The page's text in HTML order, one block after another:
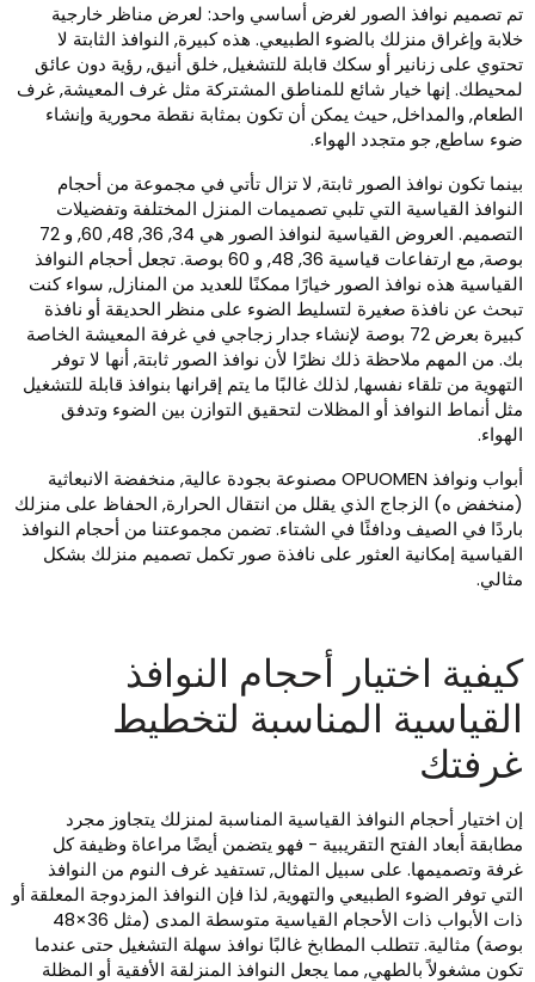
تصميم نوافذ الصور لغرض أساسي واحد: لعرض مناظر خارجية
وإغراق منزلك بالضوء الطبيعي. هذه كبيرة, النوافذ الثابتة لا
على زنانير أو سكك قابلة للتشغيل, خلق أنيق, رؤية دون عائق
إنها خيار شائع للمناطق المشتركة مثل غرف المعيشة, غرف
والمداخل, حيث يمكن أن تكون بمثابة نقطة محورية وإنشاء
ساطع, جو متجدد الهواء.
تكون نوافذ الصور ثابتة, لا تزال تأتي في مجموعة من أحجام
القياسية التي تلبي تصميمات المنزل المختلفة وتفضيلات
التصميم. العروض القياسية لنوافذ الصور هي 34, 36, 48, 60, و 72
بوصة, مع ارتفاعات قياسية 36, 48, و 60 بوصة. تجعل أحجام النوافذ
هذه نوافذ الصور خيارًا ممكنًا للعديد من المنازل, سواء كنت
عن نافذة صغيرة لتسليط الضوء على منظر الحديقة أو نافذة
كبيرة بعرض 72 بوصة لإنشاء جدار زجاجي في غرفة المعيشة الخاصة
من المهم ملاحظة ذلك نظرًا لأن نوافذ الصور ثابتة, أنها لا توفر
من تلقاء نفسها, لذلك غالبًا ما يتم إقرانها بنوافذ قابلة للتشغيل
أنماط النوافذ أو المظلات لتحقيق التوازن بين الضوء وتدفق
أبواب ونوافذ OPUOMEN مصنوعة بجودة عالية, منخفضة الانبعاثية
ه) الزجاج الذي يقلل من انتقال الحرارة, الحفاظ على منزلك
في الصيف ودافئًا في الشتاء. تضمن مجموعتنا من أحجام النوافذ
إمكانية العثور على نافذة صور تكمل تصميم منزلك بشكل
اختيار أحجام النوافذ
المناسبة لتخطيط
اختيار أحجام النوافذ القياسية المناسبة لمنزلك يتجاوز مجرد
أبعاد الفتح التقريبية - فهو يتضمن أيضًا مراعاة وظيفة كل
وتصميمها. على سبيل المثال, تستفيد غرف النوم من النوافذ
توفر الضوء الطبيعي والتهوية, لذا فإن النوافذ المزدوجة المعلقة أو
ذات الأبواب ذات الأحجام القياسية متوسطة المدى (مثل 36×48
مثالية. تتطلب المطابخ غالبًا نوافذ سهلة التشغيل حتى عندما
مشغولاً بالطهي, مما يجعل النوافذ المنزلقة الأفقية أو المظلة